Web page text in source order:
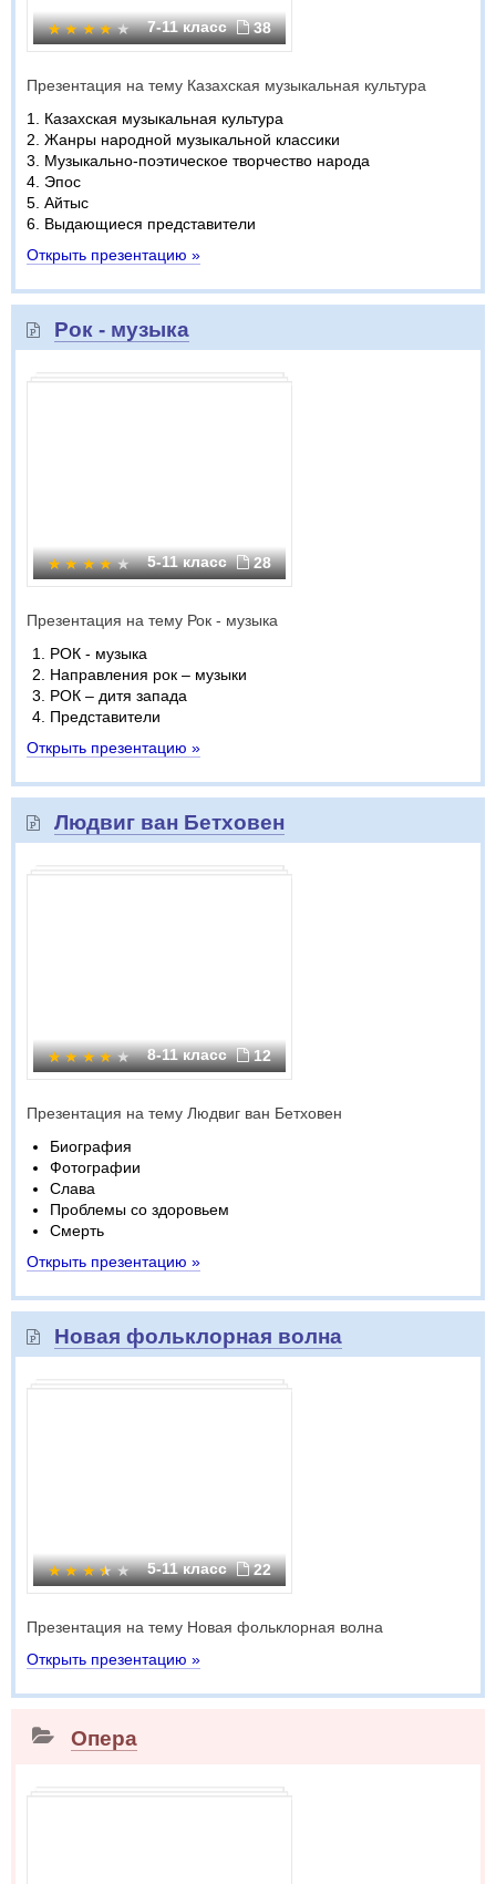
7-11 класс 38
Презентация на тему Казахская музыкальная культура
1. Казахская музыкальная культура
2. Жанры народной музыкальной классики
3. Музыкально-поэтическое творчество народа
4. Эпос
5. Айтыс
6. Выдающиеся представители
Открыть презентацию »
Рок - музыка
5-11 класс 28
Презентация на тему Рок - музыка
РОК - музыка
Направления рок – музыки
РОК – дитя запада
Представители
Открыть презентацию »
Людвиг ван Бетховен
8-11 класс 12
Презентация на тему Людвиг ван Бетховен
Биография
Фотографии
Слава
Проблемы со здоровьем
Смерть
Открыть презентацию »
Новая фольклорная волна
5-11 класс 22
Презентация на тему Новая фольклорная волна
Открыть презентацию »
Опера